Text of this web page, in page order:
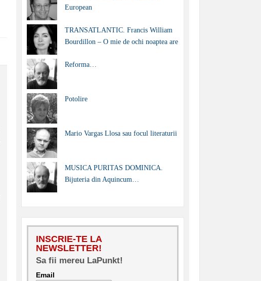
European
TRANSATLANTIC. Francis William
Bourdillon – O mie de ochi noaptea are
Reforma…
Potolire
Mario Vargas Llosa sau focul literaturii
MUSICA PURITAS DOMINICA.
Bijuteria din Aquincum…
INSCRIE-TE LA
NEWSLETTER!
Sa fii mereu LaPunkt!
Email